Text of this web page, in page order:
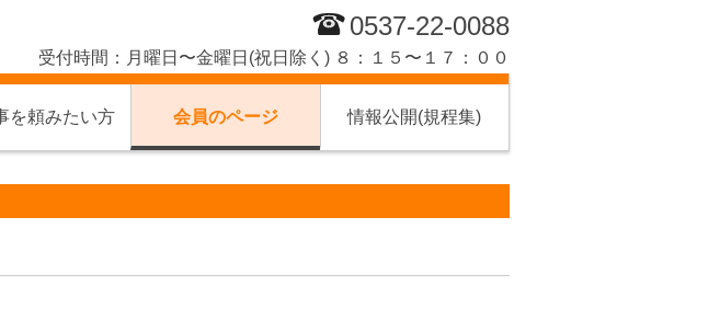
0537-22-0088
受付時間：月曜日〜金曜日(祝日除く) ８：１５〜１７：００
を頼みたい方 会員のページ 情報公開(規程集)